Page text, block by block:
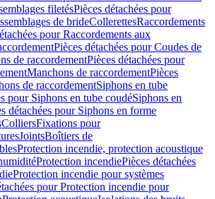
filetésPièces détachées pour
de brideCollerettesRaccordements
pour Raccordements aux
Pièces détachées pour Coudes de
de raccordementPièces détachées pour
Manchons de raccordementPièces
de raccordementSiphons en tube
pour Siphons en tube coudéSiphons en
détachées pour Siphons en forme
ColliersFixations pour
JointsBoîtiers de
Protection incendie, protection acoustique
Protection incendiePièces détachées
Protection incendie pour systèmes
pour Protection incendie pour